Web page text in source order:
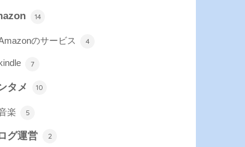
14
のサービス 4
kindle 7
タメ 10
楽 5
グ運営 2